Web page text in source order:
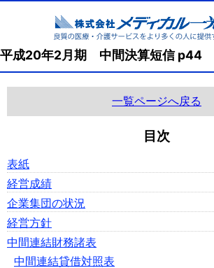
平成20年2月期 中間決算短信 p44
一覧ページへ戻る
目次
表紙
経営成績
企業集団の状況
経営方針
中間連結財務諸表
中間連結貸借対照表